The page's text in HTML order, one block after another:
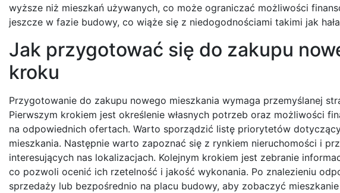
wyższe niż mieszkań używanych, co może ograniczać możliwości
jeszcze w fazie budowy, co wiąże się z niedogodnościami takimi jak
Jak przygotować się do zakupu
kroku
Przygotowanie do zakupu nowego mieszkania wymaga przemyślanej
Pierwszym krokiem jest określenie własnych potrzeb oraz możliwości
na odpowiednich ofertach. Warto sporządzić listę priorytetów
mieszkania. Następnie warto zapoznać się z rynkiem nieruchomości i
interesujących nas lokalizacjach. Kolejnym krokiem jest zebranie
co pozwoli ocenić ich rzetelność i jakość wykonania. Po znalezieniu
sprzedaży lub bezpośrednio na placu budowy, aby zobaczyć